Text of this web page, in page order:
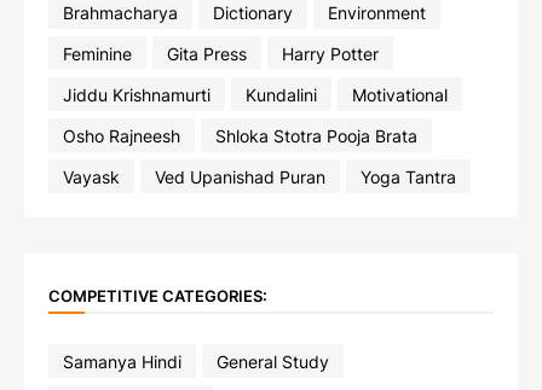
Brahmacharya
Dictionary
Environment
Feminine
Gita Press
Harry Potter
Jiddu Krishnamurti
Kundalini
Motivational
Osho Rajneesh
Shloka Stotra Pooja Brata
Vayask
Ved Upanishad Puran Yoga Tantra
COMPETITIVE CATEGORIES:
Samanya Hindi
General Study